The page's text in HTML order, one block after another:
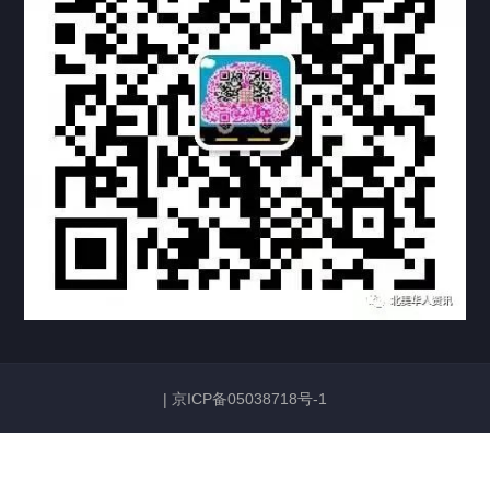
上海临港公证处海牙认证
上海卢湾公证处海牙认证
上海嘉定公证处海牙认证
上海宝山公证处海牙认证
上海奉贤公证处海牙认证
| 京ICP备05038718号-1